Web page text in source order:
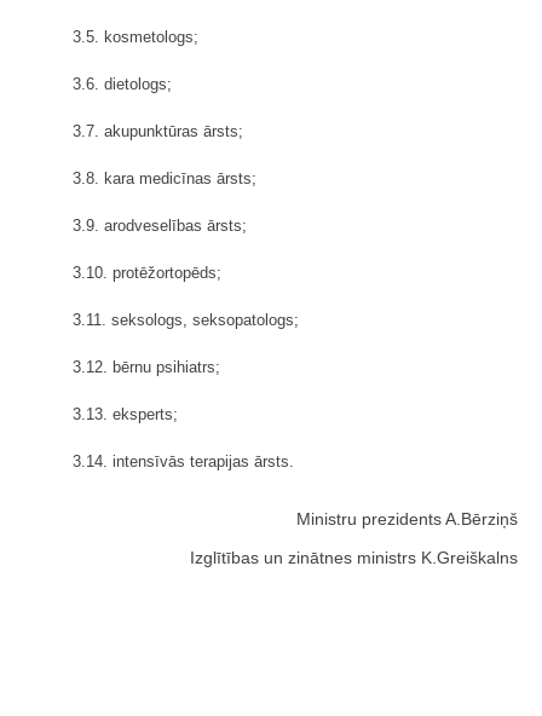
3.5. kosmetologs;
3.6. dietologs;
3.7. akupunktūras ārsts;
3.8. kara medicīnas ārsts;
3.9. arodveselības ārsts;
3.10. protēžortopēds;
3.11. seksologs, seksopatologs;
3.12. bērnu psihiatrs;
3.13. eksperts;
3.14. intensīvās terapijas ārsts.
Ministru prezidents A.Bērziņš
Izglītības un zinātnes ministrs K.Greiškalns